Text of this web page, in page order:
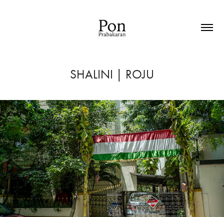
SHALINI | ROJU